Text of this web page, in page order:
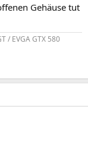
Gehäuse tut
/ EVGA GTX 580